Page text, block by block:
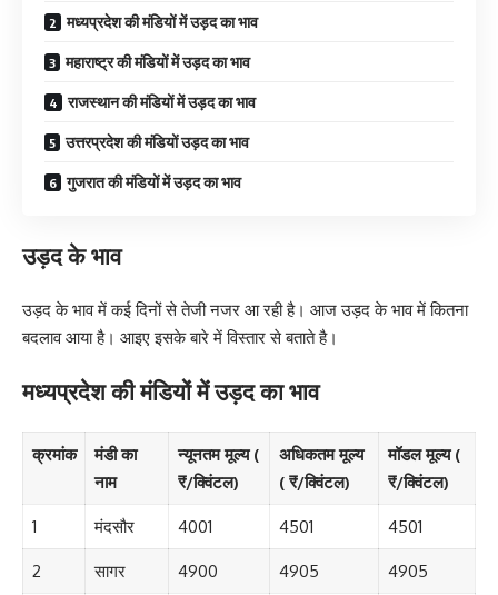
मध्यप्रदेश की मंडियों में उड़द का भाव
महाराष्ट्र की मंडियों में उड़द का भाव
राजस्थान की मंडियों में उड़द का भाव
उत्तरप्रदेश की मंडियों उड़द का भाव
गुजरात की मंडियों में उड़द का भाव
उड़द के भाव
उड़द के भाव में कई दिनों से तेजी नजर आ रही है। आज उड़द के भाव में कितना
बदलाव आया है। आइए इसके बारे में विस्तार से बताते है।
मध्यप्रदेश की मंडियों में उड़द का भाव
क्रमांक
मंडी का
नाम
न्यूनतम मूल्य (
₹/क्विंटल)
अधिकतम मूल्य
( ₹/क्विंटल)
मॉडल मूल्य (
₹/क्विंटल)
1 मंदसौर 4001 4501 4501
2 सागर 4900 4905 4905